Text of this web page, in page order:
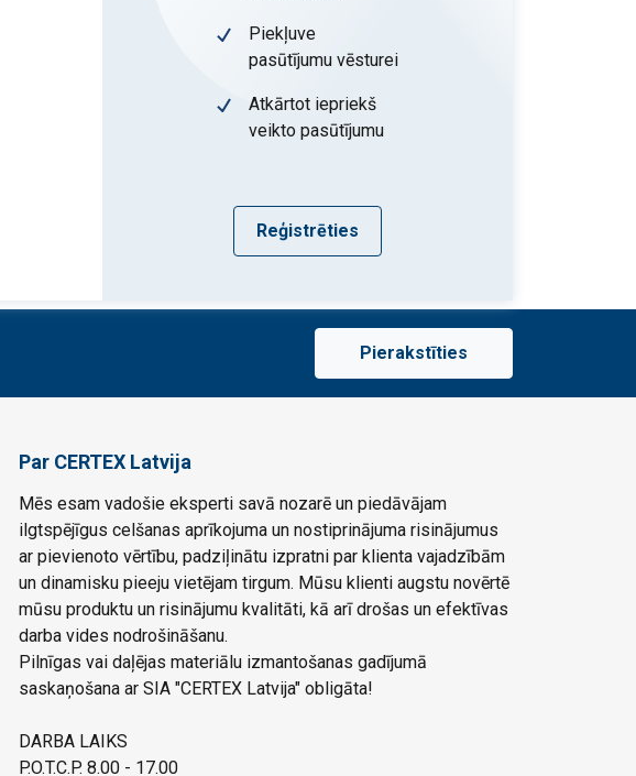
Piekļuve
pasūtījumu vēsturei
Atkārtot iepriekš
veikto pasūtījumu
Reģistrēties
Pierakstīties
Par CERTEX Latvija
Mēs esam vadošie eksperti savā nozarē un piedāvājam
ilgtspējīgus celšanas aprīkojuma un nostiprinājuma risinājumus
ar pievienoto vērtību, padziļinātu izpratni par klienta vajadzībām
un dinamisku pieeju vietējam tirgum. Mūsu klienti augstu novērtē
mūsu produktu un risinājumu kvalitāti, kā arī drošas un efektīvas
darba vides nodrošināšanu.
Pilnīgas vai daļējas materiālu izmantošanas gadījumā
saskaņošana ar SIA "CERTEX Latvija" obligāta!
DARBA LAIKS
P.O.T.C.P. 8.00 - 17.00